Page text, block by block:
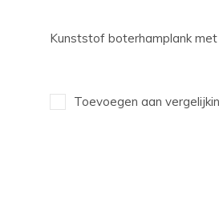
Kunststof boterhamplank
Toevoegen aan